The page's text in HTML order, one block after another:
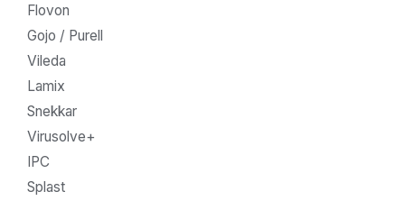
Flovon
Gojo / Purell
Vileda
Lamix
Snekkar
Virusolve+
IPC
Splast